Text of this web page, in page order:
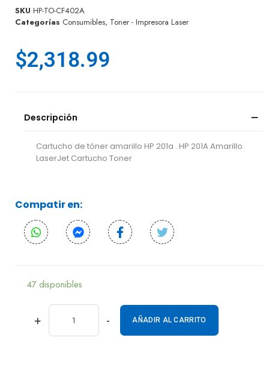
SKU HP-TO-CF402A
Categorías Consumibles, Toner - Impresora Laser
$2,318.99
Descripción
Cartucho de tóner amarillo HP 201a . HP 201A Amarillo
LaserJet Cartucho Toner
Compatir en:
47 disponibles
+ - AÑADIR AL CARRITO